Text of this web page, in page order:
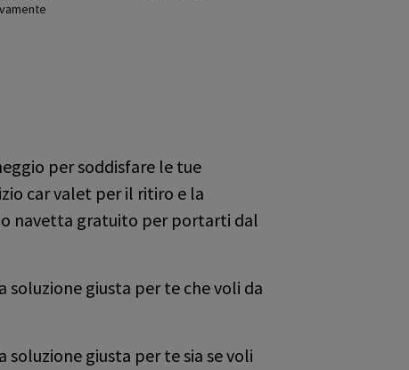
per soddisfare le tue
car valet per il ritiro e la
navetta gratuito per portarti dal
giusta per te che voli da
giusta per te sia se voli